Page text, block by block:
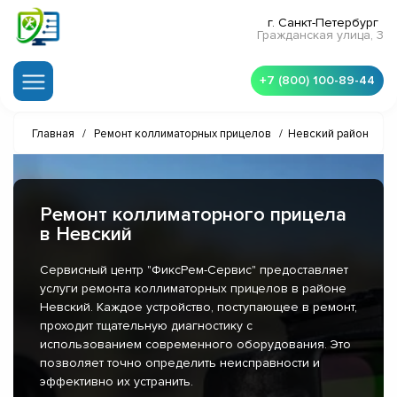
г. Санкт-Петербург
Гражданская улица, 3
+7 (800) 100-89-44
Главная / Ремонт коллиматорных прицелов / Невский район
Ремонт коллиматорного прицела
в Невский
Сервисный центр "ФиксРем-Сервис" предоставляет
услуги ремонта коллиматорных прицелов в районе
Невский. Каждое устройство, поступающее в ремонт,
проходит тщательную диагностику с
использованием современного оборудования. Это
позволяет точно определить неисправности и
эффективно их устранить.